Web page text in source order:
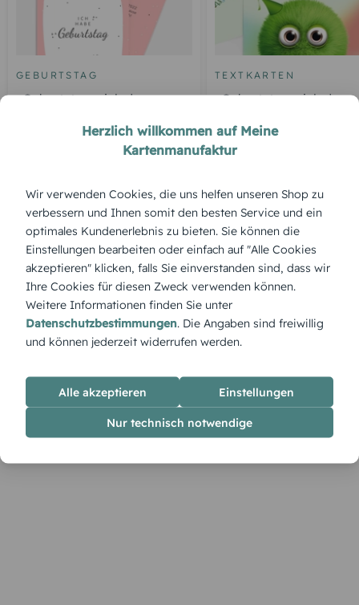
GEBURTSTAG
Geburtstagseinladung
TEXTKARTEN
Geburtstagseinladung
ÜBERBLICK:
Produktbeschreibung
„Flauschkugel“ – Ein süßer kleiner Hingucker, der mit seinem
Charme Kinderherzen höher schlagen lässt. Flauschig, witzig,
unvergesslich.
Herzlich willkommen auf Meine
Kartenmanufaktur
Wir verwenden Cookies, die uns helfen unseren Shop zu
verbessern und Ihnen somit den besten Service und ein
optimales Kundenerlebnis zu bieten. Sie können die
Einstellungen bearbeiten oder einfach auf "Alle Cookies
akzeptieren" klicken, falls Sie einverstanden sind, dass wir
Ihre Cookies für diesen Zweck verwenden können.
Weitere Informationen finden Sie unter
Datenschutzbestimmungen. Die Angaben sind freiwillig
und können jederzeit widerrufen werden.
Alle akzeptieren Einstellungen
Nur technisch notwendige